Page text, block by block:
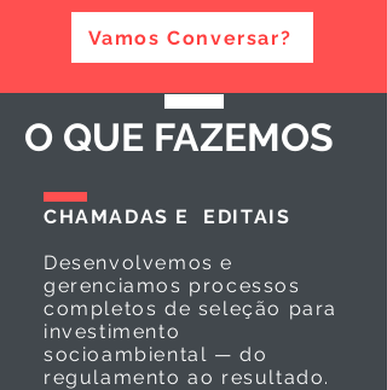
Vamos Conversar?
O QUE FAZEMOS
CHAMADAS E EDITAIS
Desenvolvemos e
gerenciamos processos
completos de seleção para
investimento
socioambiental — do
regulamento ao resultado.